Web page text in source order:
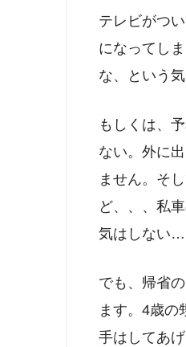
テレビがつ
になってし
な、という
もしくは、
ない。外に
ません。そ
ど、、、私
気はしない…
でも、帰省
ます。4歳の
手はしてあ